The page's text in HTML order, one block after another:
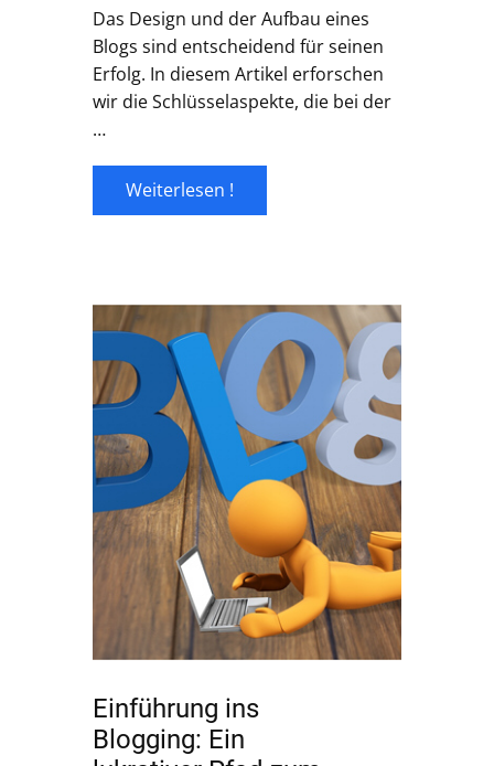
Das Design und der Aufbau eines
Blogs sind entscheidend für seinen
Erfolg. In diesem Artikel erforschen
wir die Schlüsselaspekte, die bei der
…
Weiterlesen !
Einführung ins
Blogging: Ein